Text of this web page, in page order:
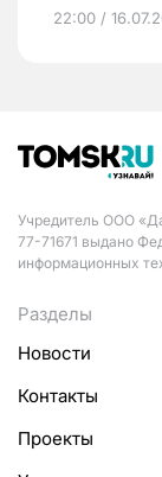
22:00 /
Учредитель ООО
77-71671 выдано
информационных
Разделы
Новости
Контакты
Проекты